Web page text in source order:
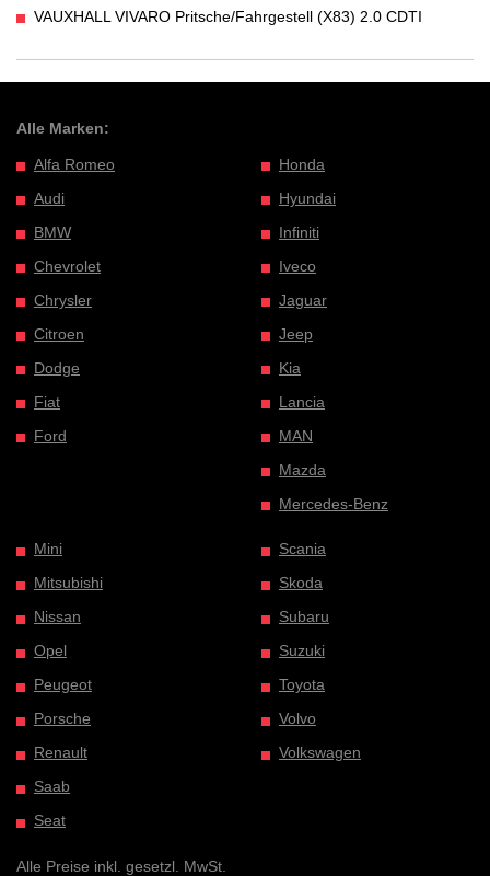
VAUXHALL VIVARO Pritsche/Fahrgestell (X83) 2.0 CDTI
Alle Marken:
Alfa Romeo
Audi
BMW
Chevrolet
Chrysler
Citroen
Dodge
Fiat
Ford
Honda
Hyundai
Infiniti
Iveco
Jaguar
Jeep
Kia
Lancia
MAN
Mazda
Mercedes-Benz
Mini
Mitsubishi
Nissan
Opel
Peugeot
Porsche
Renault
Saab
Seat
Scania
Skoda
Subaru
Suzuki
Toyota
Volvo
Volkswagen
Alle Preise inkl. gesetzl. MwSt.